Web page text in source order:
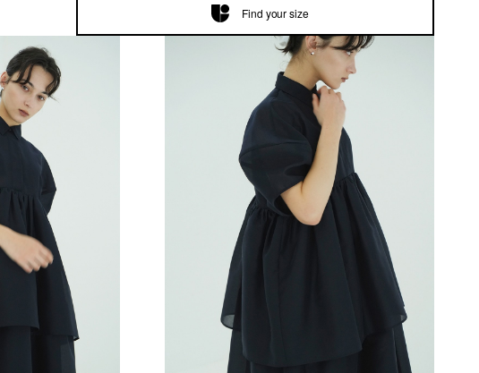
Find your size